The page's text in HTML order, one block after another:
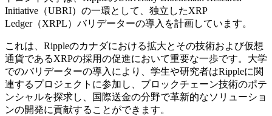
Initiative（UBRI）の一環として、独立したXRP
Ledger（XRPL）バリデーターの導入を計画しています。
これは、Rippleのカナダにおける拡大とその技術および仮想
通貨であるXRPの採用の促進において重要な一歩です。大学
でのバリデーターの導入により、学生や研究者はRippleに関
連するプロジェクトに参加し、ブロックチェーン技術のポテ
ンシャルを探求し、国際送金の分野で革新的なソリューショ
ンの開発に貢献することができます。